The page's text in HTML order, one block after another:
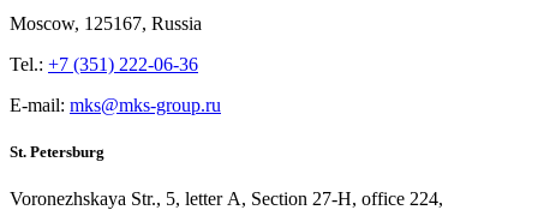
Moscow, 125167, Russia
Tel.: +7 (351) 222-06-36
E-mail: mks@mks-group.ru
St. Petersburg
Voronezhskaya Str., 5, letter A, Section 27-Н, office 224,